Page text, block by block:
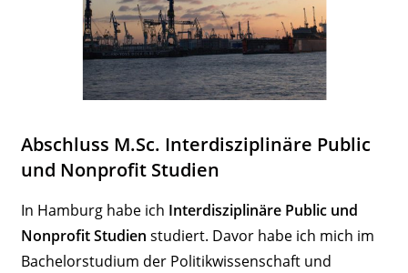
Abschluss M.Sc. Inter­dis­zi­plinäre Public
und Nonprofit Studien
In Hamburg habe ich Inter­dis­zi­plinäre Public und
Nonprofit Studien studiert. Davor habe ich mich im
Bache­lor­studium der Poli­tik­wis­sen­schaft und